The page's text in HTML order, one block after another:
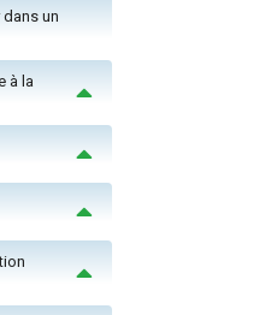
dans un
à la